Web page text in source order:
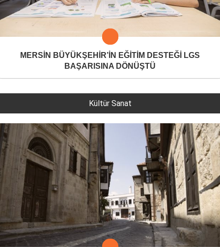
MERSİN BÜYÜKŞEHİR’İN EĞİTİM DESTEĞİ LGS
BAŞARISINA DÖNÜŞTÜ
Kültür Sanat